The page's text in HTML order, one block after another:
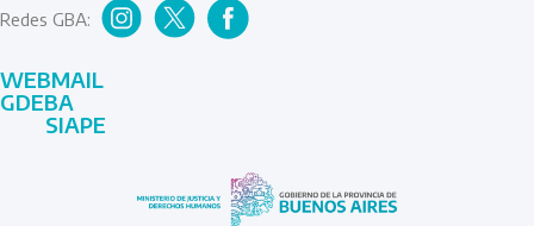
WEBMAIL
GDEBA
SIAPE
Redes GBA: